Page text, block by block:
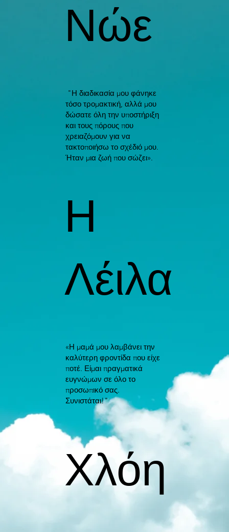
Φιλική ατμόσφαιρα
Νώε
"Η διαδικασία μου φάνηκε
τόσο τρομακτική, αλλά μου
δώσατε όλη την υποστήριξη
και τους πόρους που
χρειαζόμουν για να
τακτοποιήσω το σχέδιό μου.
Ήταν μια ζωή που σώζει».
Η
Λέιλα
«Η μαμά μου λαμβάνει την
καλύτερη φροντίδα που είχε
ποτέ. Είμαι πραγματικά
ευγνώμων σε όλο το
προσωπικό σας.
Συνιστάται!"
Χλόη
ατικός
Θεραπεία